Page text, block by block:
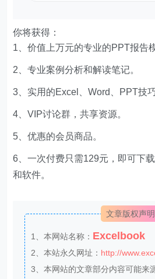
你将获得：
1、价值上万元的专业的PPT报告
2、专业案例分析和解读笔记。
3、实用的Excel、Word、PPT技巧
4、VIP讨论群，共享资源。
5、优惠的会员商品。
6、一次付费只需129元，即可下
和软件。
文章版权声明
1、本网站名称： Excelbook
2、本站永久网址： http://
3、本网站的文章部分内容可能来